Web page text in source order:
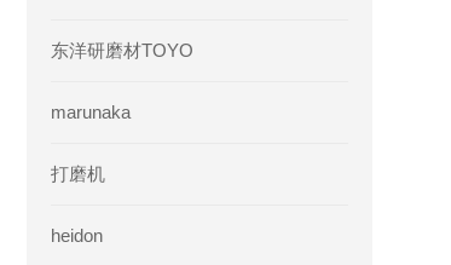
东洋研磨材TOYO
marunaka
打磨机
heidon